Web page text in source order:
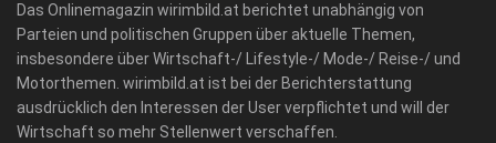
Das Onlinemagazin wirimbild.at berichtet unabhängig von
Parteien und politischen Gruppen über aktuelle Themen,
insbesondere über Wirtschaft-/ Lifestyle-/ Mode-/ Reise-/ und
Motorthemen. wirimbild.at ist bei der Berichterstattung
ausdrücklich den Interessen der User verpflichtet und will der
Wirtschaft so mehr Stellenwert verschaffen.